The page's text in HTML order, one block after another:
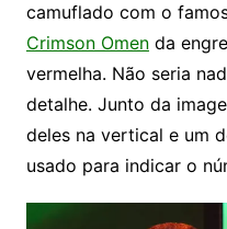
camuflado com o
Crimson Omenda
vermelha. Não seria
detalhe. Junto da
deles na vertical e um
usado para indicar o